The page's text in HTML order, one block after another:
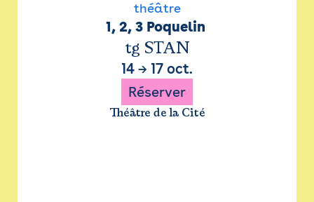
théâtre
1, 2, 3 Poquelin
tg STAN
14 → 17 oct.
Réserver
Théâtre de la Cité